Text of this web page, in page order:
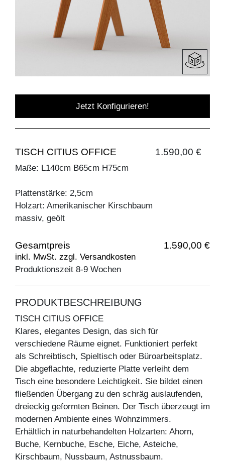
Jetzt Konfigurieren!
TISCH CITIUS OFFICE 1.590,00 €
Maße: L140cm B65cm H75cm
Plattenstärke: 2,5cm
Holzart: Amerikanischer Kirschbaum
massiv, geölt
Gesamtpreis 1.590,00 €
inkl. MwSt. zzgl. Versandkosten
Produktionszeit 8-9 Wochen
PRODUKTBESCHREIBUNG
TISCH CITIUS OFFICE
Klares, elegantes Design, das sich für
verschiedene Räume eignet. Funktioniert perfekt
als Schreibtisch, Spieltisch oder Büroarbeitsplatz.
Die abgeflachte, reduzierte Platte verleiht dem
Tisch eine besondere Leichtigkeit. Sie bildet einen
fließenden Übergang zu den schräg auslaufenden,
dreieckig geformten Beinen. Der Tisch überzeugt im
modernen Ambiente eines Wohnzimmers.
Erhältlich in naturbehandelten Holzarten: Ahorn,
Buche, Kernbuche, Esche, Eiche, Asteiche,
Kirschbaum, Nussbaum, Astnussbaum.